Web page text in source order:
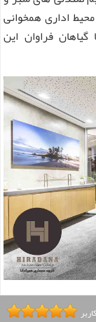
اداری همخوانی
فراوان این
کاربر